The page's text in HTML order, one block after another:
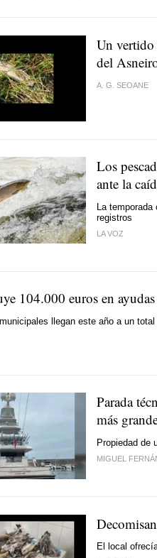
Un
del
A. G. SEOANE
Los
ante la
La
registros
LA VOZ
104.000 euros en
llegan este año a un
Parada
más
Propiedad de
MIGUEL
El local